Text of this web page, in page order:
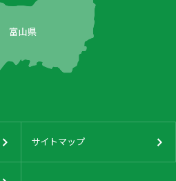
サイトマップ